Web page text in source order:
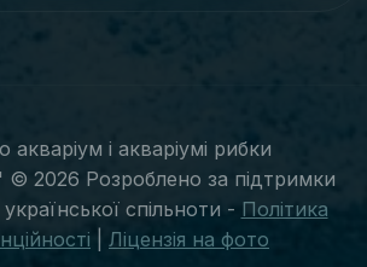
акваріум і акваріумі рибки
© 2026 Розроблено за підтримки
спільноти - Політика
Ліцензія на фото